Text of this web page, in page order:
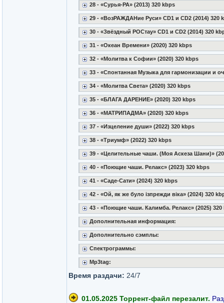
28 - «Сурья-РА» (2013) 320 kbps
29 - «ВозРАЖДАНие Руси» CD1 и CD2 (2014) 320
30 - «Звёздный РОСтау» CD1 и CD2 (2014) 320
31 - «Океан Времени» (2020) 320 kbps
32 - «Молитва к Софии» (2020) 320 kbps
33 - «Спонтанная Музыка для гармонизации и
34 - «Молитва Света» (2020) 320 kbps
35 - «БЛАГА ДАРЕНИЕ» (2020) 320 kbps
36 - «МАТРИПАДМА» (2020) 320 kbps
37 - «Изцеление души» (2022) 320 kbps
38 - «Триумф» (2022) 320 kbps
39 - «Целительные чаши. (Моя Аскеза Шани)»
40 - «Поющие чаши. Релакс» (2023) 320 kbps
41 - «Саде-Сати» (2024) 320 kbps
42 - «Ой, як же було iзпрежди вiка» (2024) 320
43 - «Поющие чаши. Калимба. Релакс» (2025) 320
Дополнительная информация:
Дополнительно сэмплы:
Спектрограммы:
Mp3tag:
Время раздачи: 24/7
01.05.2025 Торрент-файл перезалит.